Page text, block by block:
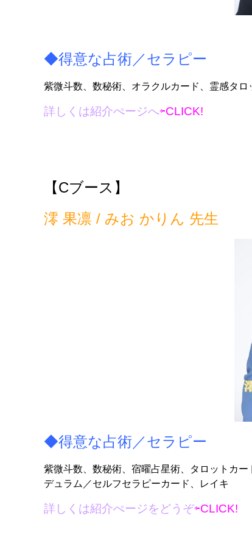
◆得意な占術／セラピー
紫微斗数、数秘術、オラクルカード、霊感タ
詳しくは紹介ぺージへ⇦CLICK!
【Cブース】
澪 果凛 / みお かりん 先生
◆得意な占術／セラピー
紫微斗数、数秘術、宿曜占星術、タロットカ
デュラム／セルフセラピーカード、レイキ
詳しくは紹介ぺージを どうぞ⇦CLICK!